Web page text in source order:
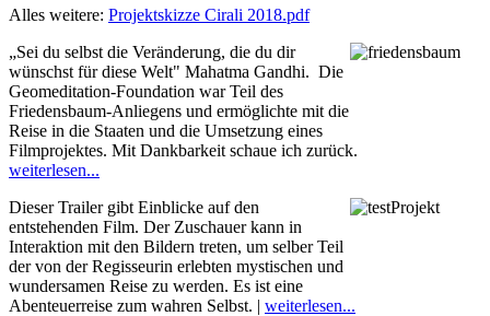
Alles weitere: Projektskizze Cirali 2018.pdf
„Sei du selbst die Veränderung, die du dir
wünschst für diese Welt" Mahatma Gandhi. Die
Geomeditation-Foundation war Teil des
Friedensbaum-Anliegens und ermöglichte mit die
Reise in die Staaten und die Umsetzung eines
Filmprojektes. Mit Dankbarkeit schaue ich zurück.
weiterlesen...
Dieser Trailer gibt Einblicke auf den
entstehenden Film. Der Zuschauer kann in
Interaktion mit den Bildern treten, um selber Teil
der von der Regisseurin erlebten mystischen und
wundersamen Reise zu werden. Es ist eine
Abenteuerreise zum wahren Selbst. | weiterlesen...